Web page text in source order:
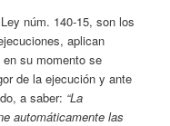
núm. 140-15, son los
aplican
su momento se
de la ejecución y ante
a saber: “La
automáticamente las